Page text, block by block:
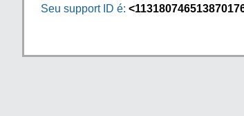
Seu support ID é: